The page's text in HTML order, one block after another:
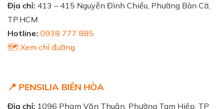
Địa chỉ: 413 – 415 Nguyễn Đình Chiểu, Phường Bàn Cờ,
TP.HCM
Hotline: 0938 777 885
🗺️ Xem chỉ đường
📍 PENSILIA BIÊN HÒA
Địa chỉ: 1096 Phạm Văn Thuận, Phường Tam Hiệp, TP